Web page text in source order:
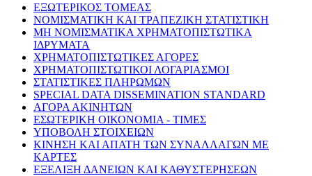
ΕΞΩΤΕΡΙΚΟΣ ΤΟΜΕΑΣ
ΝΟΜΙΣΜΑΤΙΚΗ ΚΑΙ ΤΡΑΠΕΖΙΚΗ ΣΤΑΤΙΣΤΙΚΗ
ΜΗ ΝΟΜΙΣΜΑΤΙΚΑ ΧΡΗΜΑΤΟΠΙΣΤΩΤΙΚΑ
ΙΔΡΥΜΑΤΑ
ΧΡΗΜΑΤΟΠΙΣΤΩΤΙΚΕΣ ΑΓΟΡΕΣ
ΧΡΗΜΑΤΟΠΙΣΤΩΤΙΚΟΙ ΛΟΓΑΡΙΑΣΜΟΙ
ΣΤΑΤΙΣΤΙΚΕΣ ΠΛΗΡΩΜΩΝ
SPECIAL DATA DISSEMINATION STANDARD
ΑΓΟΡΑ ΑΚΙΝΗΤΩΝ
ΕΣΩΤΕΡΙΚΗ ΟΙΚΟΝΟΜΙΑ - ΤΙΜΕΣ
ΥΠΟΒΟΛΗ ΣΤΟΙΧΕΙΩΝ
ΚΙΝΗΣΗ ΚΑΙ ΑΠΑΤΗ ΤΩΝ ΣΥΝΑΛΛΑΓΩΝ ΜΕ
ΚΑΡΤΕΣ
ΕΞΕΛΙΞΗ ΔΑΝΕΙΩΝ ΚΑΙ ΚΑΘΥΣΤΕΡΗΣΕΩΝ